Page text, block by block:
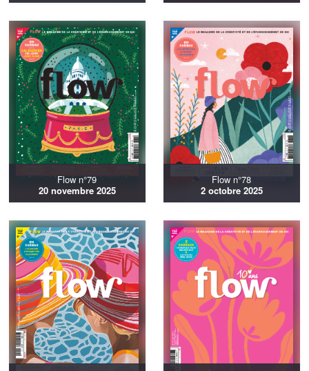
Flow n°79
20 novembre 2025
Flow n°78
2 octobre 2025